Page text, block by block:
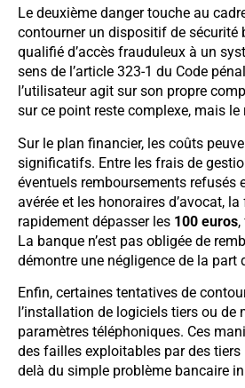
Le deuxième danger touche au
contourner un dispositif de sécurité
qualifié d’accès frauduleux à un
sens de l’article 323-1 du Code
l’utilisateur agit sur son propre
sur ce point reste complexe, mais le
Sur le plan financier, les coûts
significatifs. Entre les frais de
éventuels remboursements refusés
avérée et les honoraires d’avocat,
rapidement dépasser les 100 euros
La banque n’est pas obligée de
démontre une négligence de la part
Enfin, certaines tentatives de
l’installation de logiciels tiers ou de
paramètres téléphoniques. Ces
des failles exploitables par des
delà du simple problème bancaire